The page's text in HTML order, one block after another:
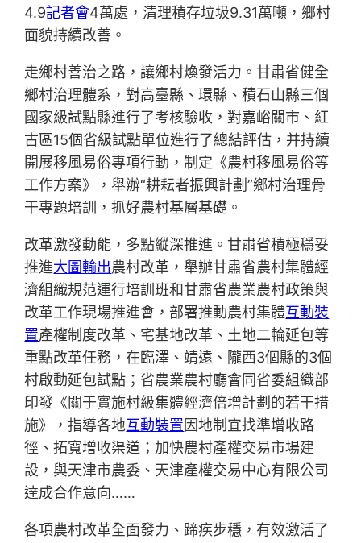
4.9記者會4萬處，清理積存垃圾9.31萬噸，鄉村
面貌持續改善。
走鄉村善治之路，讓鄉村煥發活力。甘肅省健全
鄉村治理體系，對高臺縣、環縣、積石山縣三個
國家級試點縣進行了考核驗收，對嘉峪關市、紅
古區15個省級試點單位進行了總結評估，并持續
開展移風易俗專項行動，制定《農村移風易俗等
工作方案》，舉辦“耕耘者振興計劃”鄉村治理骨
干專題培訓，抓好農村基層基礎。
改革激發動能，多點縱深推進。甘肅省積極穩妥
推進大圖輸出農村改革，舉辦甘肅省農村集體經
濟組織規范運行培訓班和甘肅省農業農村政策與
改革工作現場推進會，部署推動農村集體互動裝
置產權制度改革、宅基地改革、土地二輪延包等
重點改革任務，在臨澤、靖遠、隴西3個縣的3個
村啟動延包試點；省農業農村廳會同省委組織部
印發《關于實施村級集體經濟倍增計劃的若干措
施》，指導各地互動裝置因地制宜找準增收路
徑、拓寬增收渠道；加快農村產權交易市場建
設，與天津市農委、天津產權交易中心有限公司
達成合作意向……
各項農村改革全面發力、蹄疾步穩，有效激活了